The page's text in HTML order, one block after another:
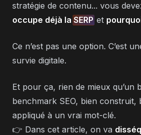
stratégie de contenu... vous
occupe déjà la SERP et
Ce n’est pas une option. C’est
survie digitale.
Et pour ça, rien de mieux qu’un
benchmark SEO, bien construit,
appliqué à un vrai mot-clé.
👉 Dans cet article, on va